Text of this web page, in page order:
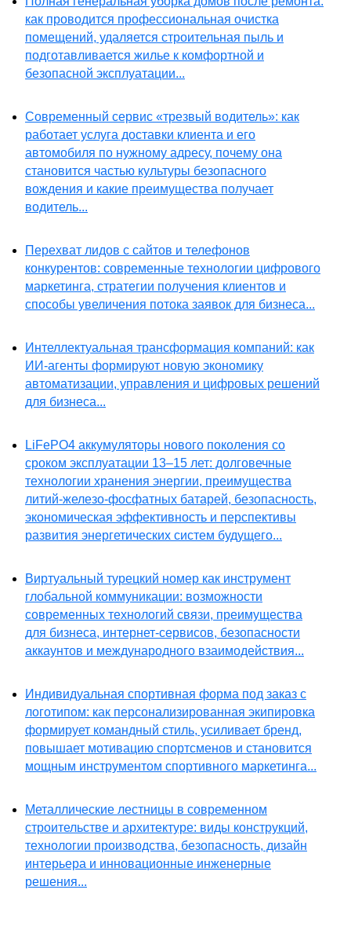
как проводится профессиональная очистка
помещений, удаляется строительная пыль и
подготавливается жилье к комфортной и
безопасной эксплуатации...
Современный сервис «трезвый водитель»: как
работает услуга доставки клиента и его
автомобиля по нужному адресу, почему она
становится частью культуры безопасного
вождения и какие преимущества получает
водитель...
Перехват лидов с сайтов и телефонов
конкурентов: современные технологии цифрового
маркетинга, стратегии получения клиентов и
способы увеличения потока заявок для бизнеса...
Интеллектуальная трансформация компаний: как
ИИ-агенты формируют новую экономику
автоматизации, управления и цифровых решений
для бизнеса...
LiFePO4 аккумуляторы нового поколения со
сроком эксплуатации 13–15 лет: долговечные
технологии хранения энергии, преимущества
литий-железо-фосфатных батарей, безопасность,
экономическая эффективность и перспективы
развития энергетических систем будущего...
Виртуальный турецкий номер как инструмент
глобальной коммуникации: возможности
современных технологий связи, преимущества
для бизнеса, интернет-сервисов, безопасности
аккаунтов и международного взаимодействия...
Индивидуальная спортивная форма под заказ с
логотипом: как персонализированная экипировка
формирует командный стиль, усиливает бренд,
повышает мотивацию спортсменов и становится
мощным инструментом спортивного маркетинга...
Металлические лестницы в современном
строительстве и архитектуре: виды конструкций,
технологии производства, безопасность, дизайн
интерьера и инновационные инженерные
решения...